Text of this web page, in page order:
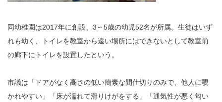
同幼稚園は2017年に創設、3～5歳の幼児52名が所属。生徒はいず
れも幼く、トイレを教室から遠い場所にはできないとして教室前
の廊下にトイレを設置したという。
市議は「ドアがなく高さの低い簡素な間仕切りのみで、他人に覗
かれやすい」「床が濡れて滑りけがをする」「通気性が悪く匂い